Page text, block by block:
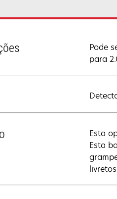
Pode
para
Esta
Esta